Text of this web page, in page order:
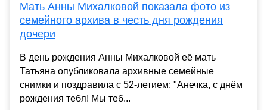
Мать Анны Михалковой показала фото из
семейного архива в честь дня рождения
дочери
В день рождения Анны Михалковой её мать
Татьяна опубликовала архивные семейные
снимки и поздравила с 52-летием: "Анечка, с днём
рождения тебя! Мы теб...